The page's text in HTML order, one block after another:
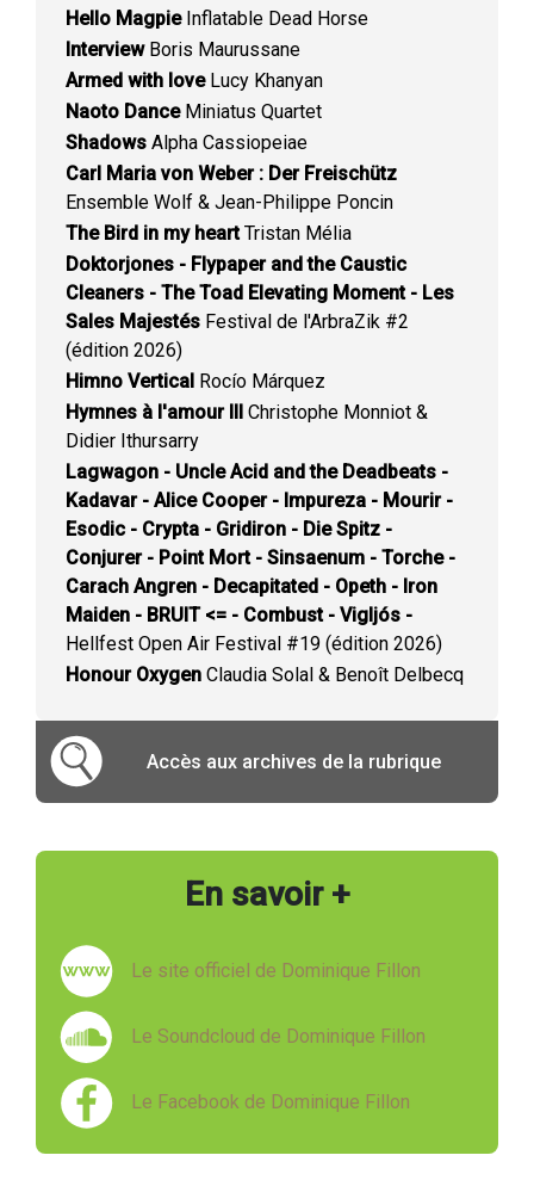
Hello MagpieInflatable Dead Horse
InterviewBoris Maurussane
Armed with loveLucy Khanyan
Naoto DanceMiniatus Quartet
Shadows Alpha Cassiopeiae
Carl Maria von Weber : Der Freischütz
Ensemble Wolf & Jean-Philippe Poncin
The Bird in my heartTristan Mélia
Doktorjones - Flypaper and the Caustic
Cleaners - The Toad Elevating Moment - Les
Sales Majestés Festival de l'ArbraZik #2
(édition 2026)
Himno Vertical Rocío Márquez
Hymnes à l'amour III Christophe Monniot &
Didier Ithursarry
Lagwagon - Uncle Acid and the Deadbeats -
Kadavar - Alice Cooper - Impureza - Mourir -
Esodic - Crypta - Gridiron - Die Spitz -
Conjurer - Point Mort - Sinsaenum - Torche -
Carach Angren - Decapitated - Opeth - Iron
Maiden - BRUIT <= - Combust - Vigljós -
Hellfest Open Air Festival #19 (édition 2026)
Honour Oxygen Claudia Solal & Benoît Delbecq
Accès aux archives de la rubrique
En savoir +
Le site officiel de Dominique Fillon
Le Soundcloud de Dominique Fillon
Le Facebook de Dominique Fillon